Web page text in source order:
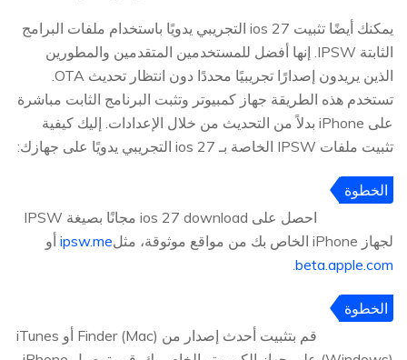
يمكنك أيضًا تثبيت ios 27 التجريبي يدويًا باستخدام ملفات البرامج
الثابتة IPSW. إنها أفضل للمستخدمين المتقدمين والمطورين
تستخدم هذه الطريقة جهاز كمبيوتر وتثبت البرنامج الثابت مباشرة
على iPhone بدلاً من التحديث من خلال الإعدادات. إليك كيفية
تثبيت ملفات IPSW الخاصة بـ ios 27 التجريبي يدويًا على جهازك:
الخطوة
احصل على ios 27 download مجانًا بصيغة IPSW
لجهاز iPhone الخاص بك من مواقع موثوقة، مثل
ipsw.me أو
beta.apple.com
الخطوة
قم بتثبيت أحدث إصدار من Finder (Mac) أو iTunes